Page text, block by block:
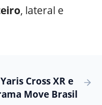
, lateral e
Cross XR e
Move Brasil